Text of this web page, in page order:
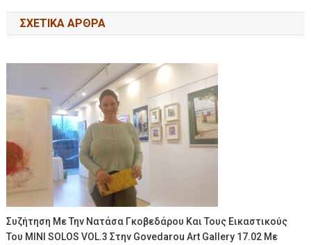
ΣΧΕΤΙΚΆ ΆΡΘΡΑ
Συζήτηση Με Την Νατάσα Γκοβεδάρου Και Τους Εικαστικούς
Του MINI SOLOS VOL.3 Στην Govedarou Art Gallery 17.02 Με